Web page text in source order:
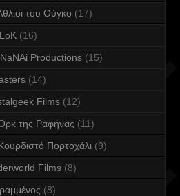
του Ούγκο (17)
(16)
Productions (15)
(14)
Films (12)
της Ραφήνας (11)
Πορτοχάλι (9)
Films (8)
(8)